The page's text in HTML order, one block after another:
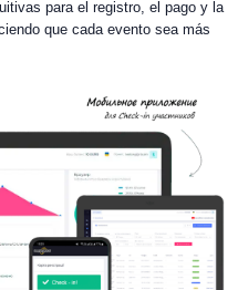
para el registro, el pago y la
que cada evento sea más